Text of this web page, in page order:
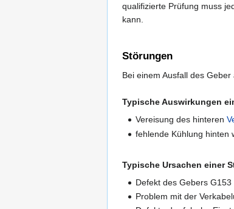
qualifizierte Prüfung muss
kann.
Störungen
Bei einem Ausfall des
Typische Auswirkungen
Vereisung des hinteren
fehlende Kühlung hinten
Typische Ursachen einer
Defekt des Gebers G153
Problem mit der